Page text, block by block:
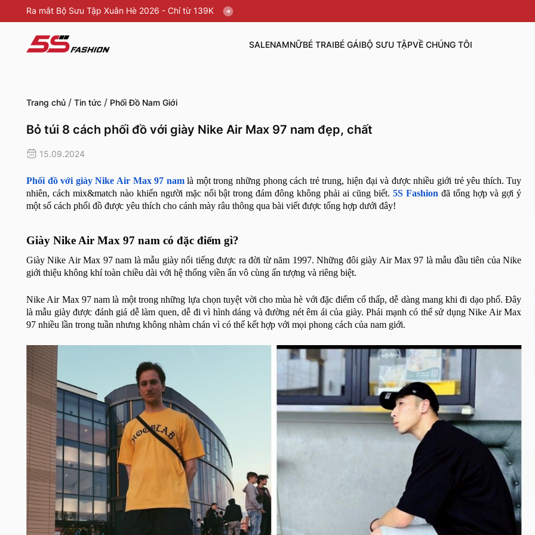
Ra mắt Bộ Sưu Tập Xuân Hè 2026 - Chỉ từ 139K
SALENAMNỮBÉ TRAIBÉ GÁIBỘ SƯU TẬPVỀ CHÚNG TÔI
Trang chủ / Tin tức / Phối Đồ Nam Giới
Bỏ túi 8 cách phối đồ với giày Nike Air Max 97 nam đẹp, chất
15.09.2024
Phối đồ với giày Nike Air Max 97 namlà một trong những phong cách trẻ trung, hiện đại và được nhiều giới trẻ yêu thích. Tuy
nhiên, cách mix&match nào khiến người mặc nổi bật trong đám đông không phải ai cũng biết. 5S Fashion đã tổng hợp và gợi ý
một số cách phối đồ được yêu thích cho cánh mày râu thông qua bài viết được tổng hợp dưới đây!
Giày Nike Air Max 97 nam có đặc điểm gì?
Giày Nike Air Max 97 nam là mẫu giày nổi tiếng được ra đời từ năm 1997. Những đôi giày Air Max 97 là mẫu đầu tiên của Nike
giới thiệu không khí toàn chiều dài với hệ thống viền ẩn vô cùng ấn tượng và riêng biệt.
Nike Air Max 97 nam là một trong những lựa chọn tuyệt vời cho mùa hè với đặc điểm cổ thấp, dễ dàng mang khi đi dạo phố. Đây
là mẫu giày được đánh giá dễ làm quen, dễ đi vì hình dáng và đường nét êm ái của giày. Phái mạnh có thể sử dụng Nike Air Max
97 nhiều lần trong tuần nhưng không nhàm chán vì có thể kết hợp với mọi phong cách của nam giới.